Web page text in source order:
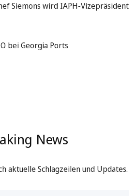
Siemons wird IAPH-Vizepräsident
bei Georgia Ports
News
aktuelle Schlagzeilen und Updates.